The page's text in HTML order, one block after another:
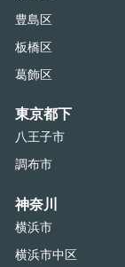
豊島区
板橋区
葛飾区
東京都下
八王子市
調布市
神奈川
横浜市
横浜市中区